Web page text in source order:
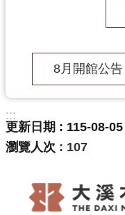
告
志
工
8月開館公告
:::
更新日期
115-08-05
瀏覽人次
107